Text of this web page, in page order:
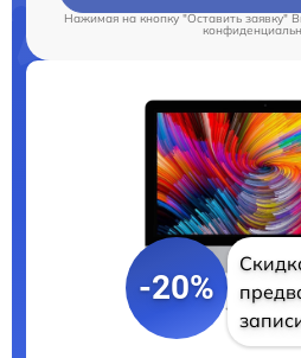
Нажимая на кнопку "Оставить заявку"
-20%